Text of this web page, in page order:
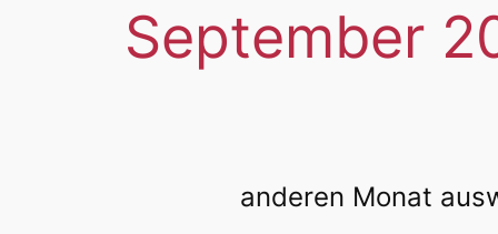
September
anderen Monat